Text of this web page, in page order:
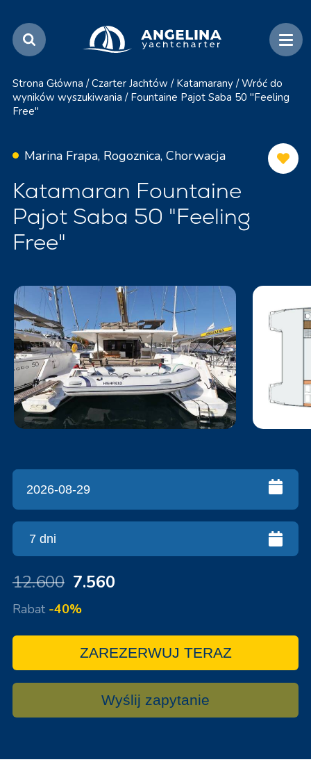
Strona Główna / Czarter Jachtów / Katamarany / Wróć do
wyników wyszukiwania / Fountaine Pajot Saba 50 "Feeling
Free"
Marina Frapa, Rogoznica, Chorwacja
Katamaran Fountaine
Pajot Saba 50 "Feeling
Free"
12.600 7.560
Rabat -40%
ZAREZERWUJ TERAZ
Wyślij zapytanie